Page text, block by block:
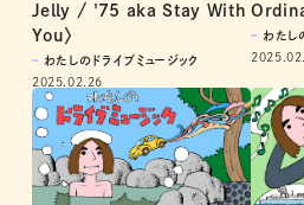
Jelly / '75 aka Stay With
You〉
わたしのドライブミュージック
2025.02.26
わたし